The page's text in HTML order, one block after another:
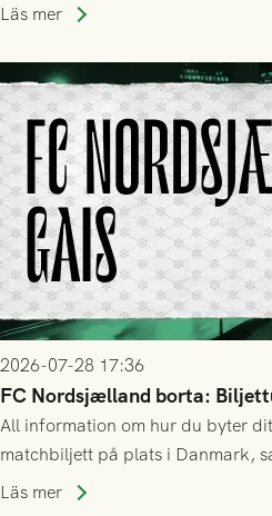
Läs mer
2026-07-28 17:36
FC Nordsjælland borta:
All information om hur du byter
matchbiljett på plats i Danmark,
som står på reservlista eller fått
Läs mer